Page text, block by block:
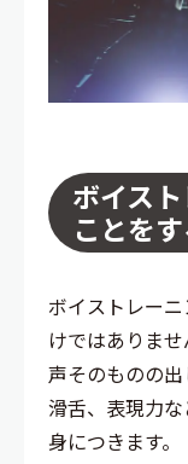
ボイス
ことを
ボイストレー
けではありませ
声そのものの出
滑舌、表現力
身につきます。